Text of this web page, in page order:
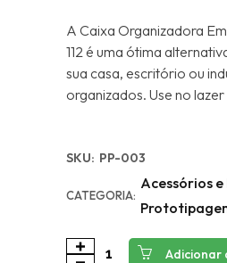
A Caixa Organizadora
112 é uma ótima
sua casa, escritório ou
organizados. Use no
SKU: PP-003
CATEGORIA:
Acessórios
Adicionar